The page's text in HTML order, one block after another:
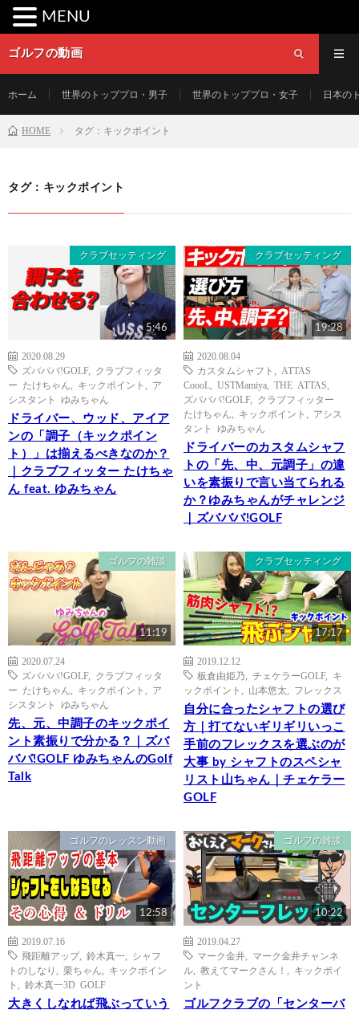
ゴルフの動画
ホーム 世界のトッププロ・男子 世界のトッププロ・女子 日本の
HOME タグ：キックポイント
タグ：キックポイント
クラブセッティング
5:46
2020.08.29
ズバババ!GOLF, クラブフィッタ
ー たけちゃん
キックポイント
ア
シスタント ゆみちゃん
ドライバー、ウッド、アイア
ンの「調子（キックポイン
ト）」は揃えるべきなのか？
｜クラブフィッター たけちゃ
ん feat. ゆみちゃん
クラブセッティング
19:28
2020.08.04
カスタムシャフト
ATTAS
CoooL
USTMamiya THE ATTAS
ズバババ!GOLF, クラブフィッター
たけちゃん
キックポイント
アシス
タント ゆみちゃん
ドライバーのカスタムシャフ
トの「先、中、元調子」の違
いを素振りで言い当てられる
か？ゆみちゃんがチャレンジ
｜ズバババ!GOLF
ゴルフの雑談
11:19
2020.07.24
ズバババ!GOLF, クラブフィッタ
ー たけちゃん
キックポイント
ア
シスタント ゆみちゃん
先、元、中調子のキックポイ
ント素振りで分かる？｜ズバ
ババ!GOLF ゆみちゃんのGolf
Talk
クラブセッティング
17:17
2019.12.12
板倉由姫乃
チェケラーGOLF, キ
ックポイント
山本悠太 フレックス
自分に合ったシャフトの選び
方｜打てないギリギリいっこ
手前のフレックスを選ぶのが
大事 by シャフトのスペシャ
リスト山ちゃん｜チェケラー
GOLF
ゴルフのレッスン動画
12:58
2019.07.16
飛距離アップ, 鈴木真一
シャフ
トのしなり
栗ちゃん
キックポイン
ト
鈴木真一3D GOLF
大きくしなれば飛ぶっていう
ゴルフの雑談
10:22
2019.04.27
マーク金井
マーク金井チャンネ
ル
教えてマークさん！
キックポイ
ント
ゴルフクラブの「センターバ
MENU